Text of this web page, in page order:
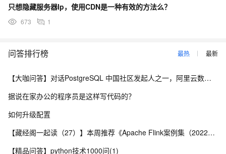
只想隐藏服务器Ip，使用CDN是一种有效的方法么？
673 1
问答排行榜 最热 最新
【大咖问答】对话PostgreSQL 中国社区发起人之一，阿里云数据库高级专家 德哥
据说在家办公的程序员是这样写代码的？
如何升级配置
【藏经阁一起读（27）】本周推荐《Apache Flink案例集（2022版）》，你有哪些心得？
【精品问答】python技术1000问(1)